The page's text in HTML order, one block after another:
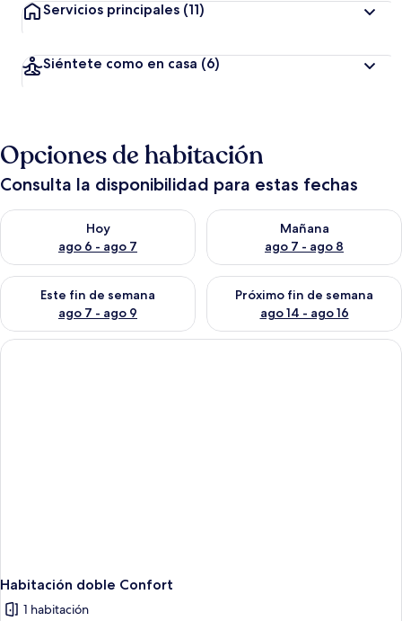
Servicios principales (11)
Siéntete como en casa (6)
Opciones de habitación
Consulta la disponibilidad para estas fechas
Hoy
ago 6 - ago 7
Consulta la disponibilidad para hoy ago 6 - ago 7
Mañana
ago 7 - ago 8
Consulta la disponibilidad
Este fin de semana
ago 7 - ago 9
Consulta la disponibilidad para este fin de semana ago 7 -
Próximo fin de semana
ago 14 - ago 16
Consulta la disponibilidad
Habitación doble Confort
1 habitación